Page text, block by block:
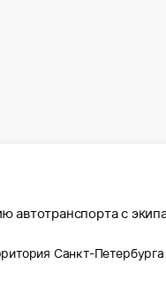
автотранспорта с
Санкт-